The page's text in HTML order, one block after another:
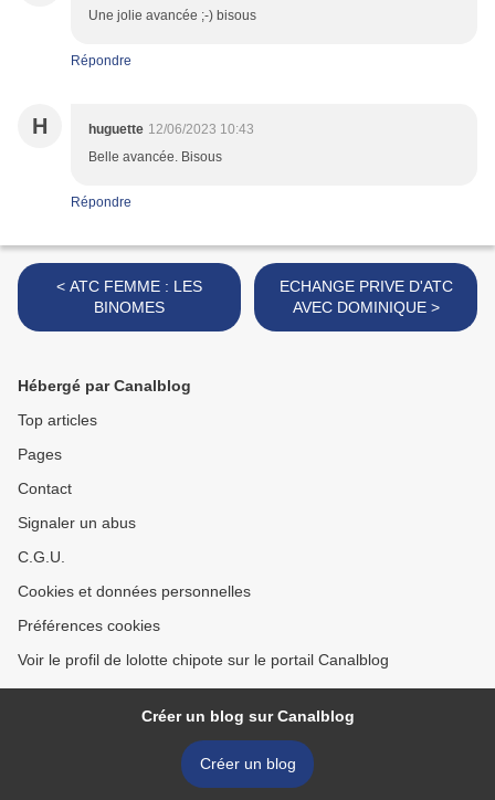
Une jolie avancée ;-) bisous
Répondre
H huguette 12/06/2023 10:43
Belle avancée. Bisous
Répondre
< ATC FEMME : LES
BINOMES
ECHANGE PRIVE D'ATC
AVEC DOMINIQUE >
Hébergé par Canalblog
Top articles
Pages
Contact
Signaler un abus
C.G.U.
Cookies et données personnelles
Préférences cookies
Voir le profil de lolotte chipote sur le portail Canalblog
Créer un blog sur Canalblog
Créer un blog